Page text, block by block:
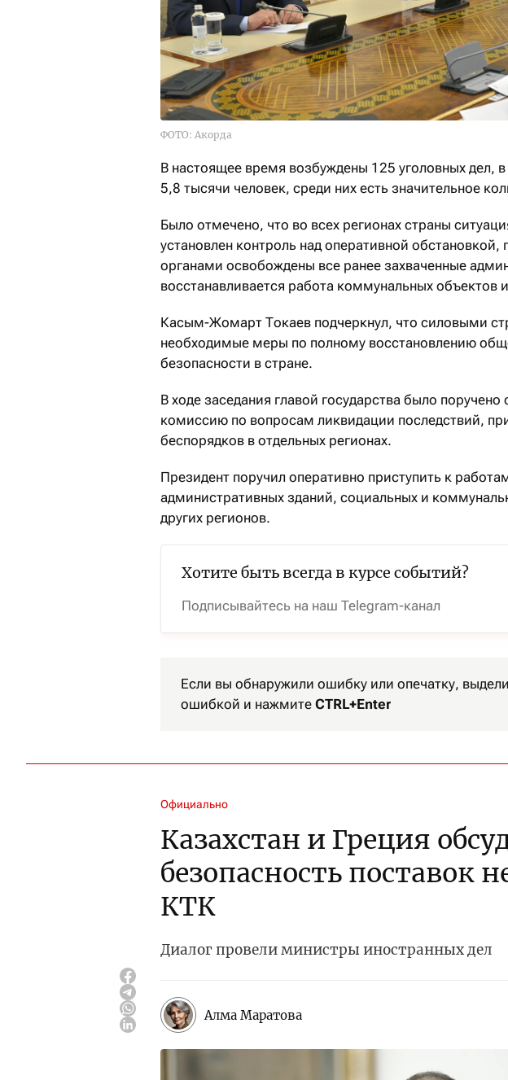
ФОТО: Акорда
В настоящее время возбуждены 125 уголовных дел,
5,8 тысячи человек, среди них есть значительное
Было отмечено, что во всех регионах страны
установлен контроль над оперативной
органами освобождены все ранее захваченные
восстанавливается работа коммунальных объектов
Касым-Жомарт Токаев подчеркнул, что силовыми
необходимые меры по полному восстановлению
безопасности в стране.
В ходе заседания главой государства было
комиссию по вопросам ликвидации последствий,
беспорядков в отдельных регионах.
Президент поручил оперативно приступить к
административных зданий, социальных и
других регионов.
Хотите быть всегда в курсе событий?
Подписывайтесь на наш Telegram-канал
Если вы обнаружили ошибку или опечатку,
ошибкой и нажмите CTRL+Enter
Официально
Казахстан и Греция
безопасность поставок
КТК
Диалог провели министры иностранных дел
Алма Маратова